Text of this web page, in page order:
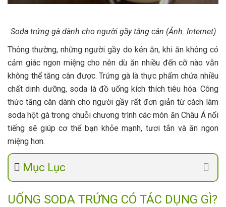
Soda trứng gà dành cho người gầy tăng cân (Ảnh: Internet)
Thông thường, những người gầy do kén ăn, khi ăn không có
cảm giác ngon miệng cho nên dù ăn nhiều đến cỡ nào vẫn
không thể tăng cân được. Trứng gà là thực phẩm chứa nhiều
chất dinh dưỡng, soda là đồ uống kích thích tiêu hóa. Công
thức tăng cân dành cho người gầy rất đơn giản từ cách làm
soda hột gà trong chuỗi chương trình các món ăn Châu Á nổi
tiếng sẽ giúp cơ thể bạn khỏe mạnh, tươi tắn và ăn ngon
miệng hơn.
Mục Lục
UỐNG SODA TRỨNG CÓ TÁC DỤNG GÌ?